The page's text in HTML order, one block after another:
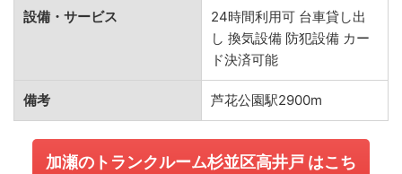
設備・サービス
24時間利用可 台車貸し出
し 換気設備 防犯設備 カー
ド決済可能
備考 芦花公園駅2900m
加瀬のトランクルーム杉並区高井戸 はこち